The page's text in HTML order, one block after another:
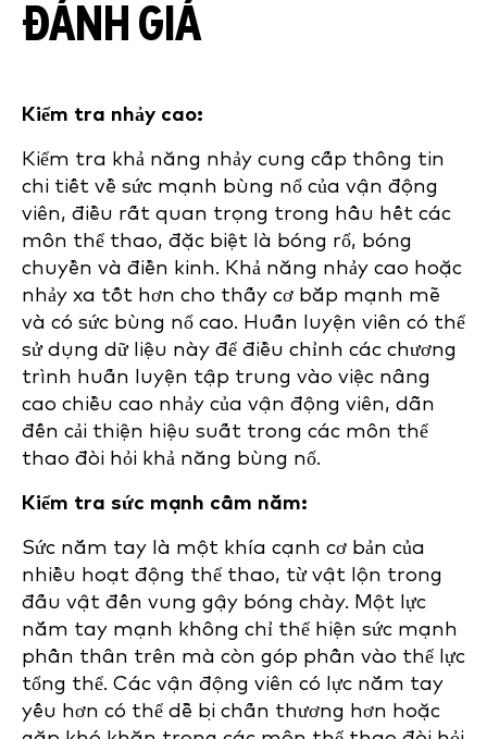
ĐÁNH GIÁ
Kiểm tra nhảy cao:
Kiểm tra khả năng nhảy cung cấp thông tin
chi tiết về sức mạnh bùng nổ của vận động
viên, điều rất quan trọng trong hầu hết các
môn thể thao, đặc biệt là bóng rổ, bóng
chuyền và điền kinh. Khả năng nhảy cao hoặc
nhảy xa tốt hơn cho thấy cơ bắp mạnh mẽ
và có sức bùng nổ cao. Huấn luyện viên có thể
sử dụng dữ liệu này để điều chỉnh các chương
trình huấn luyện tập trung vào việc nâng
cao chiều cao nhảy của vận động viên, dẫn
đến cải thiện hiệu suất trong các môn thể
thao đòi hỏi khả năng bùng nổ.
Kiểm tra sức mạnh cầm nắm:
Sức nắm tay là một khía cạnh cơ bản của
nhiều hoạt động thể thao, từ vật lộn trong
đấu vật đến vung gậy bóng chày. Một lực
nắm tay mạnh không chỉ thể hiện sức mạnh
phần thân trên mà còn góp phần vào thể lực
tổng thể. Các vận động viên có lực nắm tay
yếu hơn có thể dễ bị chấn thương hơn hoặc